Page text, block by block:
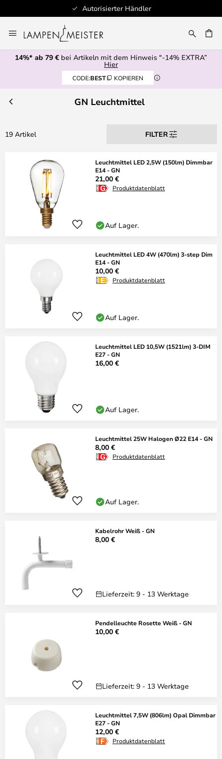
Autorisierter Händler
Inhalt
springen
14%* ab 79 € bei Artikeln mit dem Hinweis "-14% EXTRA”
Hier
CODE:BEST KOPIEREN
GN Leuchtmittel
19 Artikel FILTER
Leuchtmittel LED 2,5W (150lm) Dimmbar
E14 - GN
21,00 €
Produktdatenblatt
Auf Lager.
Leuchtmittel LED 4W (470lm) 3-step Dim
E14 - GN
10,00 €
Produktdatenblatt
Auf Lager.
Leuchtmittel LED 10,5W (1521lm) 3-DIM
E27 - GN
16,00 €
Auf Lager.
Leuchtmittel 25W Halogen Ø22 E14 - GN
8,00 €
Produktdatenblatt
Auf Lager.
Kabelrohr Weiß - GN
8,00 €
Lieferzeit: 9 - 13 Werktage
Pendelleuchte Rosette Weiß - GN
10,00 €
Lieferzeit: 9 - 13 Werktage
Leuchtmittel 7,5W (806lm) Opal Dimmbar
E27 - GN
12,00 €
Produktdatenblatt